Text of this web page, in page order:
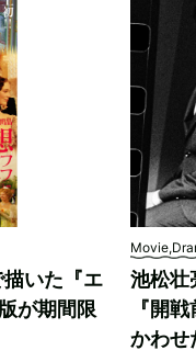
いた『エ
が期間限
池松壮
『開
かわせ